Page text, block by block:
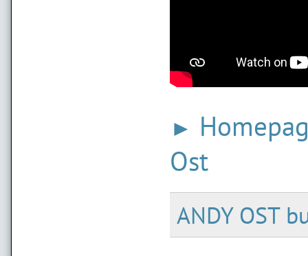
►
Ost
ANDY OST